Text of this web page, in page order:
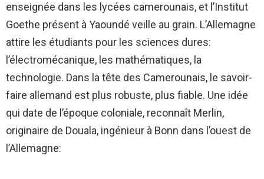
enseignée dans les lycées camerounais, et l’Institut
Goethe présent à Yaoundé veille au grain. L’Allemagne
attire les étudiants pour les sciences dures:
l’électromécanique, les mathématiques, la
technologie. Dans la tête des Camerounais, le savoir-
faire allemand est plus robuste, plus fiable. Une idée
qui date de l’époque coloniale, reconnaît Merlin,
originaire de Douala, ingénieur à Bonn dans l’ouest de
l’Allemagne: